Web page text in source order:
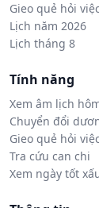
Gieo quẻ hỏi việc
Lịch năm 2026
Lịch tháng 8
Tính năng
Xem âm lịch
Chuyển đổi
Gieo quẻ hỏi việc
Tra cứu can chi
Xem ngày tốt